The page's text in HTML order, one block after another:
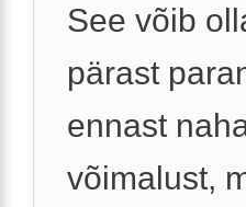
See võib
pärast
ennast
võimalust,